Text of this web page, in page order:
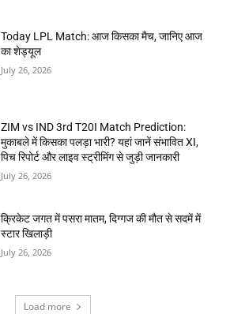
Today LPL Match: आज किसका मैच, जानिए आज
का शेड्यूल
July 26, 2026
ZIM vs IND 3rd T20I Match Prediction:
मुकाबले में किसका पलड़ा भारी? यहां जानें संभावित XI,
पिच रिपोर्ट और लाइव स्ट्रीमिंग से जुड़ी जानकारी
July 26, 2026
क्रिकेट जगत में पसरा मातम, दिग्गज की मौत से सदमें में
स्टार खिलाड़ी
July 26, 2026
Load more